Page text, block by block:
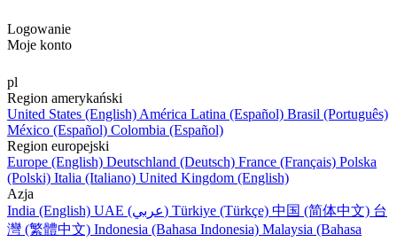
Logowanie
Moje konto
pl
Region amerykański
United States (English) América Latina (Español) Brasil (Português)
México (Español) Colombia (Español)
Region europejski
Europe (English) Deutschland (Deutsch) France (Français) Polska
(Polski) Italia (Italiano) United Kingdom (English)
Azja
India (English)
UAE (عربي) Türkiye (Türkçe) 中国 (简体中文) 台
灣 (繁體中文) Indonesia (Bahasa Indonesia) Malaysia (Bahasa